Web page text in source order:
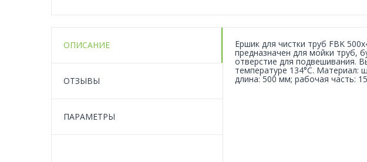
ОПИСАНИЕ
ОТЗЫВЫ
ПАРАМЕТРЫ
Ершик для чистки труб FBK
предназначен для мойки труб,
отверстие для подвешивания.
температуре 134°С. Материал:
длина: 500 мм; рабочая часть: